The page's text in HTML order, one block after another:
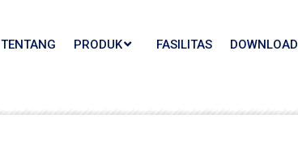
TENTANG PRODUK FASILITAS DOWNLOAD